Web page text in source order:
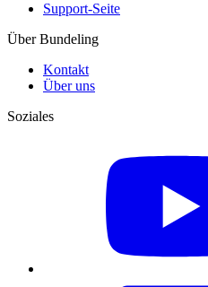
Support-Seite
Über Bundeling
Kontakt
Über uns
Soziales